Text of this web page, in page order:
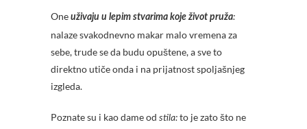
One uživaju u lepim stvarima koje život pruža:
nalaze svakodnevno makar malo vremena za
sebe, trude se da budu opuštene, a sve to
direktno utiče onda i na prijatnost spoljašnjeg
izgleda.
Poznate su i kao dame od stila: to je zato što ne